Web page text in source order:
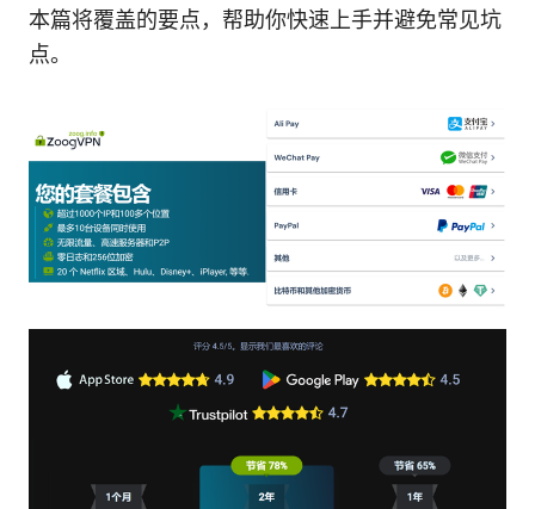
本篇将覆盖的要点，帮助你快速上手并避免常见坑
点。